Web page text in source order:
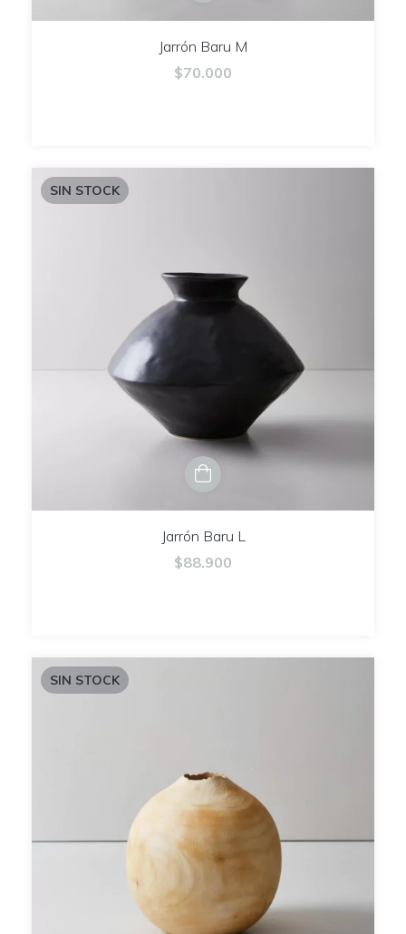
Jarrón Baru M
$70.000
SIN STOCK
Jarrón Baru L
$88.900
SIN STOCK